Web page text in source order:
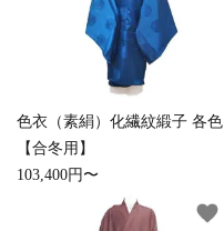
色衣（素絹）化繊紋緞子 各色
【合冬用】
103,400円〜
favorite